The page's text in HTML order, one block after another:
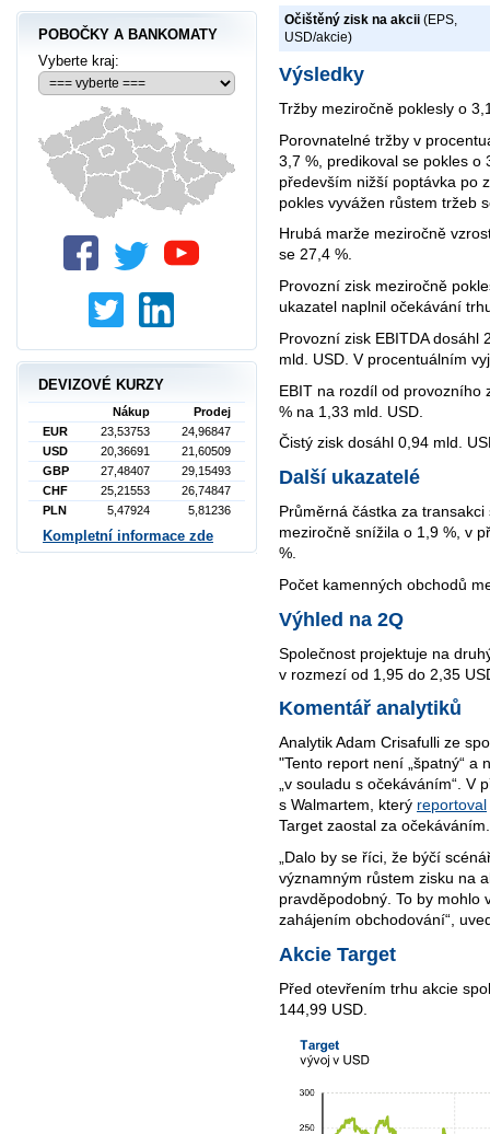
Očištěný zisk na akcii (EPS,
USD/akcie)
Výsledky
Tržby meziročně poklesly o
Porovnatelné tržby v
3,7 %, predikoval se pokles o
především nižší poptávka po
pokles vyvážen růstem tržeb
Hrubá marže meziročně
se 27,4 %.
Provozní zisk meziročně
ukazatel naplnil očekávání
Provozní zisk EBITDA dosáhl
mld. USD. V procentuálním
EBIT na rozdíl od provozního
% na 1,33 mld. USD.
Čistý zisk dosáhl 0,94 mld.
Další ukazatelé
Průměrná částka za
meziročně snížila o 1,9 %, v
%.
Počet kamenných obchodů
Výhled na 2Q
Společnost projektuje na
v rozmezí od 1,95 do 2,35
Komentář analytiků
Analytik Adam Crisafulli ze
"Tento report není „špatný“ a
„v souladu s očekáváním“. V
s Walmartem, který reportoval
Target zaostal za
„Dalo by se říci, že býčí
významným růstem zisku na
pravděpodobný. To by mohlo
zahájením obchodování“,
Akcie Target
Před otevřením trhu akcie
144,99 USD.
POBOČKY A BANKOMATY
Vyberte kraj:
DEVIZOVÉ KURZY
Nákup
Prodej
EUR
23,53753
24,96847
USD
20,36691
21,60509
GBP
27,48407
29,15493
CHF
25,21553
26,74847
PLN
5,47924 5,81236
Kompletní informace zde